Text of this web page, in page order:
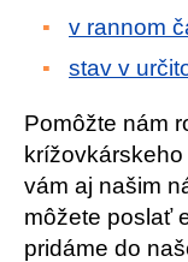
v rannom
stav v
Pomôžte nám
vám aj našim
môžete poslať
pridáme do